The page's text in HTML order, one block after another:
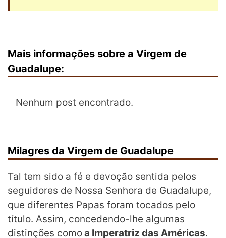
Mais informações sobre a Virgem de
Guadalupe:
Nenhum post encontrado.
Milagres da Virgem de Guadalupe
Tal tem sido a fé e devoção sentida pelos
seguidores de Nossa Senhora de Guadalupe,
que diferentes Papas foram tocados pelo
título. Assim, concedendo-lhe algumas
distinções comoa Imperatriz das Américas.